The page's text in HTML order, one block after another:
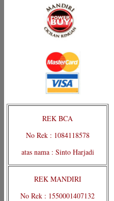
REK BCA
No Rek : 1084118578
atas nama : Sinto Harjadi
REK MANDIRI
No Rek : 1550001407132